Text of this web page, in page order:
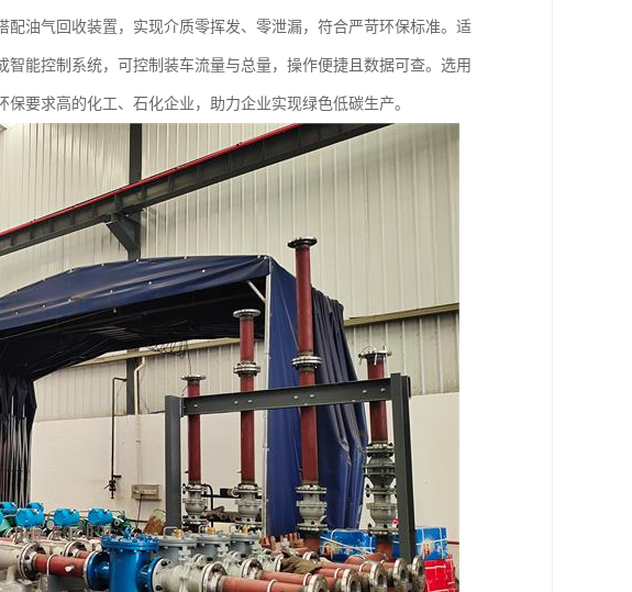
油气回收装置，实现介质零挥发、零泄漏，符合严苛环保标准。适
能控制系统，可控制装车流量与总量，操作便捷且数据可查。选用
要求高的化工、石化企业，助力企业实现绿色低碳生产。